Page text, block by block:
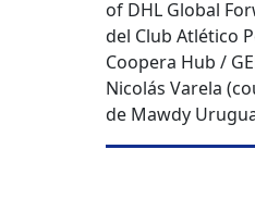
of DHL Global
del Club Atlético
Coopera Hub /
Nicolás Varela
de Mawdy